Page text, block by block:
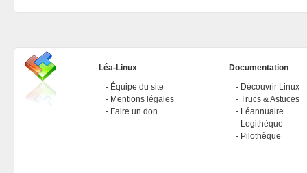
Léa-Linux
Équipe du site
Mentions légales
Faire un don
Documentation
Découvrir Linux
Trucs & Astuces
Léannuaire
Logithèque
Pilothèque